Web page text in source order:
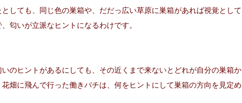
しても、同じ色の巣箱や、だだっ広い草原に巣箱があれば視覚として
匂いが立派なヒントになるわけです。
いのヒントがあるにしても、その近くまで来ないとどれが自分の巣箱か
畑に飛んで行った働きバチは、何をヒントにして巣箱の方向を見定め